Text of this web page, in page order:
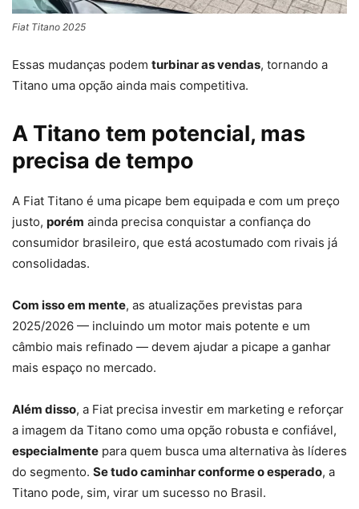
Fiat Titano 2025
Essas mudanças podem turbinar as vendas, tornando a
Titano uma opção ainda mais competitiva.
A Titano tem potencial, mas
precisa de tempo
A Fiat Titano é uma picape bem equipada e com um preço
justo, porém ainda precisa conquistar a confiança do
consumidor brasileiro, que está acostumado com rivais já
consolidadas.
Com isso em mente, as atualizações previstas para
2025/2026 — incluindo um motor mais potente e um
câmbio mais refinado — devem ajudar a picape a ganhar
mais espaço no mercado.
Além disso, a Fiat precisa investir em marketing e reforçar
a imagem da Titano como uma opção robusta e confiável,
especialmente para quem busca uma alternativa às líderes
do segmento. Se tudo caminhar conforme o esperado, a
Titano pode, sim, virar um sucesso no Brasil.